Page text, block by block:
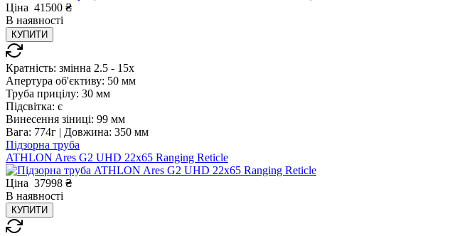
Ціна 41500 ₴
В наявності
КУПИТИ
Кратність: змінна 2.5 - 15x
Апертура об'єктиву: 50 мм
Труба прицілу: 30 мм
Підсвітка: є
Винесення зіниці: 99 мм
Вага: 774г | Довжина: 350 мм
Підзорна труба
ATHLON Ares G2 UHD 22x65 Ranging Reticle
Ціна 37998 ₴
В наявності
КУПИТИ